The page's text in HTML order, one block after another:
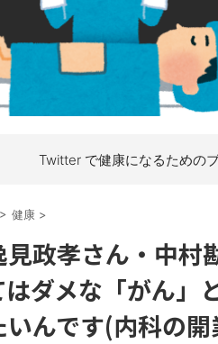
Twitter で健康になるための
> 健康 >
見政孝さん・中
はダメな「がん」
いんです(内科の開